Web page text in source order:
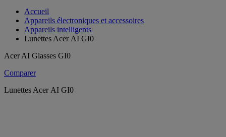
Accueil
Appareils électroniques et accessoires
Appareils intelligents
Lunettes Acer AI GI0
Acer AI Glasses GI0
Comparer
Lunettes Acer AI GI0